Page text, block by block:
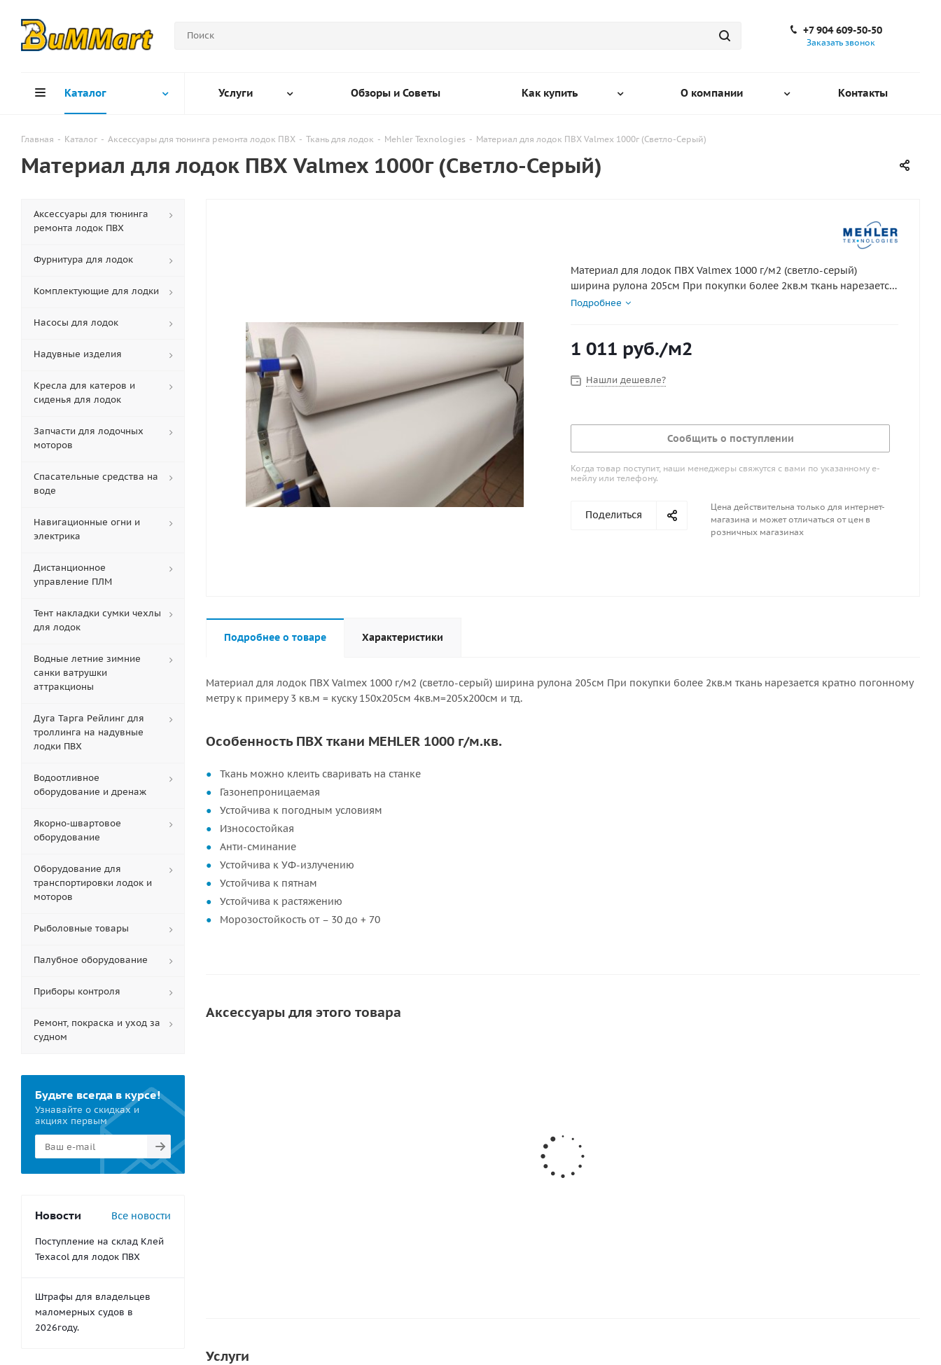
+7 904 609-50-50
Заказать звонок
Каталог Услуги Обзоры и Советы Как купить О компании Контакты
Главная - Каталог - Аксессуары для тюнинга ремонта лодок ПВХ - Ткань для лодок - Mehler Texnologies - Материал для лодок ПВХ Valmex 1000г (Светло-Серый)
Материал для лодок ПВХ Valmex 1000г (Светло-Серый)
Материал для лодок ПВХ Valmex 1000 г/м2 (светло-серый)
ширина рулона 205см При покупки более 2кв.м ткань нарезается
кратно погонному метру к примеру 3 кв.м = куску 150х205см
Подробнее
1 011 руб./м2
Нашли дешевле?
Сообщить о поступлении
Когда товар поступит, наши менеджеры свяжутся с вами по указанному е-
мейлу или телефону.
Поделиться
Цена действительна только для интернет-
магазина и может отличаться от цен в
розничных магазинах
Подробнее о товаре Характеристики
Материал для лодок ПВХ Valmex 1000 г/м2 (светло-серый) ширина рулона 205см При покупки более 2кв.м ткань нарезается кратно погонному
метру к примеру 3 кв.м = куску 150х205см 4кв.м=205х200см и тд.
Особенность ПВХ ткани MEHLER 1000 г/м.кв.
Ткань можно клеить сваривать на станке
Газонепроницаемая
Устойчива к погодным условиям
Износостойкая
Анти-сминание
Устойчива к УФ-излучению
Устойчива к пятнам
Устойчива к растяжению
Морозостойкость от – 30 до + 70
Аксессуары для этого товара
Услуги
Аксессуары для тюнинга
ремонта лодок ПВХ
Фурнитура для лодок
Комплектующие для лодки
Насосы для лодок
Надувные изделия
Кресла для катеров и
сиденья для лодок
Запчасти для лодочных
моторов
Спасательные средства на
воде
Навигационные огни и
электрика
Дистанционное
управление ПЛМ
Тент накладки сумки чехлы
для лодок
Водные летние зимние
санки ватрушки
аттракционы
Дуга Тарга Рейлинг для
троллинга на надувные
лодки ПВХ
Водоотливное
оборудование и дренаж
Якорно-швартовое
оборудование
Оборудование для
транспортировки лодок и
моторов
Рыболовные товары
Палубное оборудование
Приборы контроля
Ремонт, покраска и уход за
судном
Будьте всегда в курсе!
Узнавайте о скидках и
акциях первым
Новости Все новости
Поступление на склад Клей
Texacol для лодок ПВХ
Штрафы для владельцев
маломерных судов в
2026году.